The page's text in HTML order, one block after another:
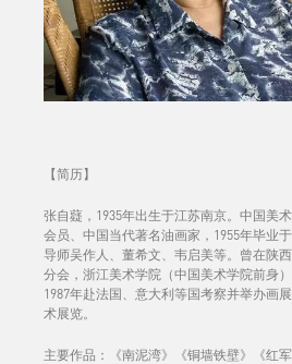
【简历】
张自薿，1935年出生于江苏南京。中国美
会员、中国当代著名油画家，1955年毕业
导师吴作人、董希文、韦启美等。曾在陕
分会，浙江美术学院（中国美术学院前身
1987年赴法国、意大利等国考察并举办画
术展览。
主要作品：《南泥湾》《铜墙铁壁》《红